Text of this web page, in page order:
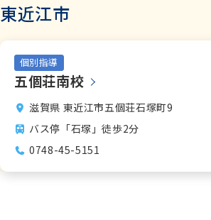
完全個別指導 Dr. 関塾
少人数制指導 関塾
関塾について
東近江市
個別指導
五個荘南校
滋賀県 東近江市五個荘石塚町9
バス停「石塚」徒歩2分
0748-45-5151